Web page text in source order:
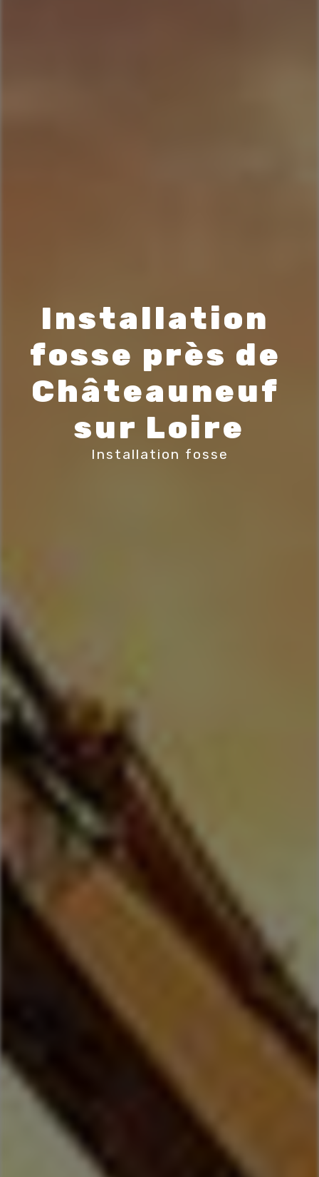
Installation
fosse près de
Châteauneuf
sur Loire
Installation fosse